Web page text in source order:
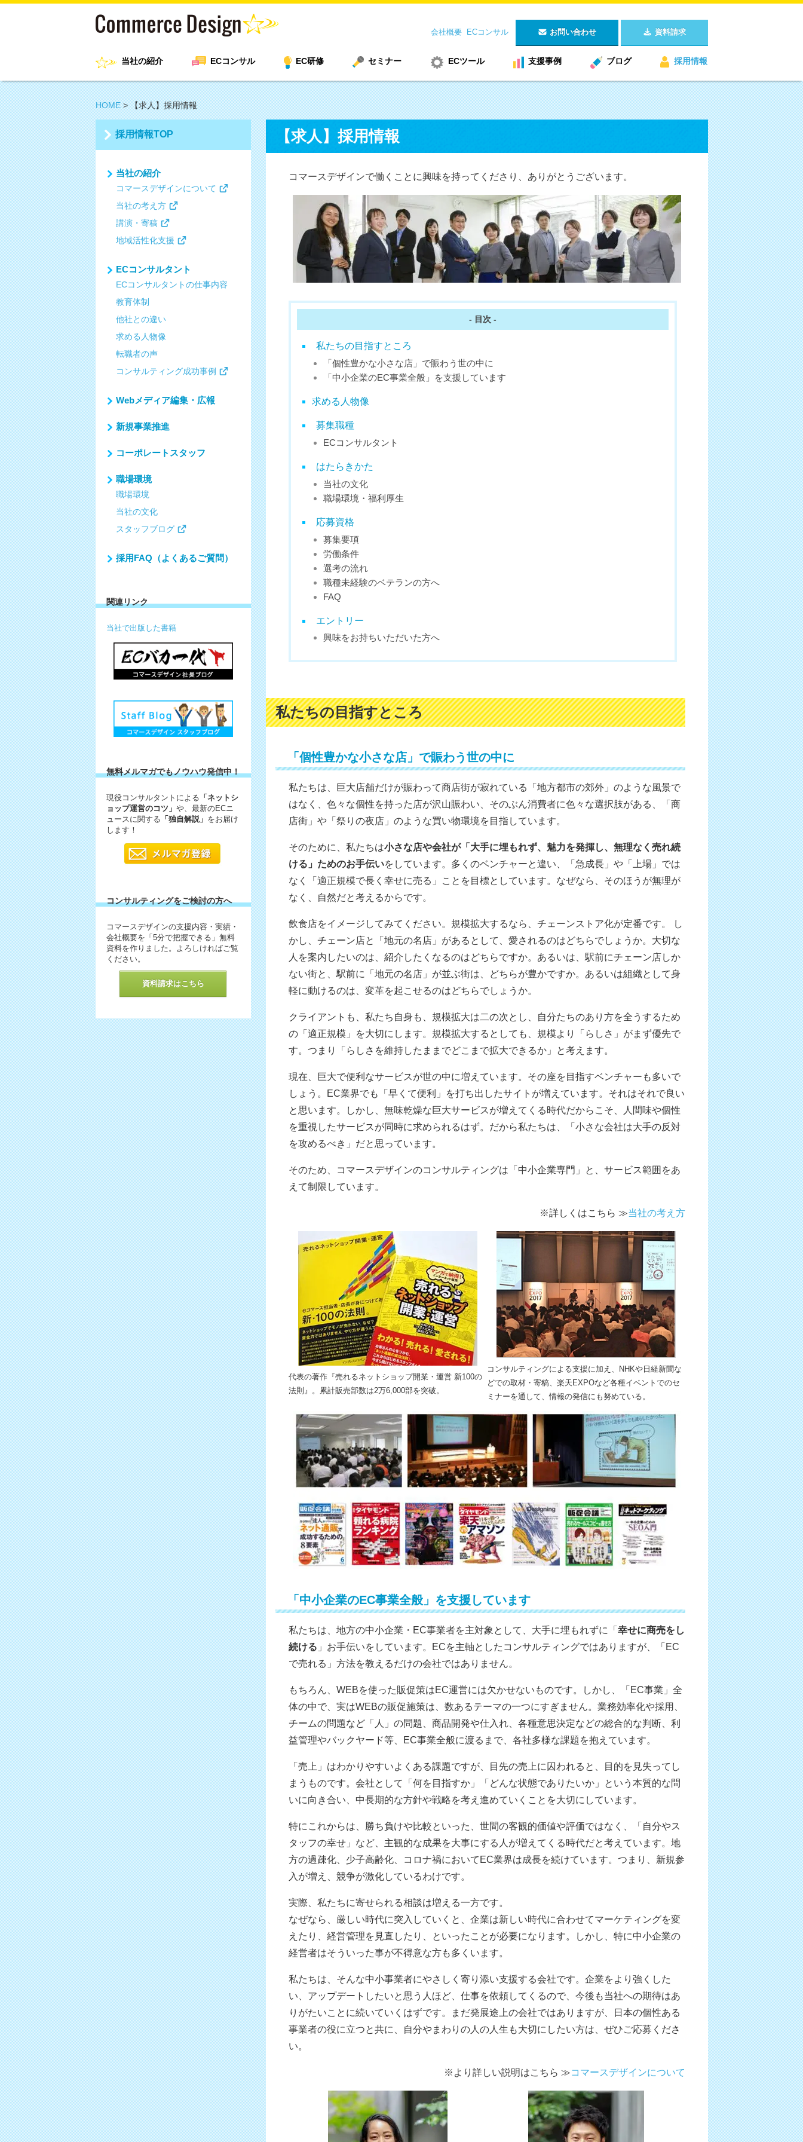
会社概要 ECコンサル お問い合わせ 資料請求
当社の紹介 ECコンサル EC研修 セミナー ECツール 支援事例 ブログ 採用情報
HOME>【求人】採用情報
【求人】採用情報
コマースデザインで働くことに興味を持ってくださり、ありがとうございます。
- 目次 -
私たちの目指すところ
「個性豊かな小さな店」で賑わう世の中に
「中小企業のEC事業全般」を支援しています
求める人物像
募集職種
ECコンサルタント
はたらきかた
当社の文化
職場環境・福利厚生
応募資格
募集要項
労働条件
選考の流れ
職種未経験のベテランの方へ
FAQ
エントリー
興味をお持ちいただいた方へ
私たちの目指すところ
「個性豊かな小さな店」で賑わう世の中に
私たちは、巨大店舗だけが賑わって商店街が寂れている「地方都市の郊外」のような風景で
はなく、色々な個性を持った店が沢山賑わい、そのぶん消費者に色々な選択肢がある、「商
店街」や「祭りの夜店」のような買い物環境を目指しています。
そのために、私たちは小さな店や会社が「大手に埋もれず、魅力を発揮し、無理なく売れ続
ける」ためのお手伝いをしています。多くのベンチャーと違い、「急成長」や「上場」では
なく「適正規模で長く幸せに売る」ことを目標としています。なぜなら、そのほうが無理が
なく、自然だと考えるからです。
飲食店をイメージしてみてください。規模拡大するなら、チェーンストア化が定番です。 し
かし、チェーン店と「地元の名店」があるとして、愛されるのはどちらでしょうか。大切な
人を案内したいのは、紹介したくなるのはどちらですか。あるいは、駅前にチェーン店しか
ない街と、駅前に「地元の名店」が並ぶ街は、どちらが豊かですか。あるいは組織として身
軽に動けるのは、変革を起こせるのはどちらでしょうか。
クライアントも、私たち自身も、規模拡大は二の次とし、自分たちのあり方を全うするため
の「適正規模」を大切にします。規模拡大するとしても、規模より「らしさ」がまず優先で
す。つまり「らしさを維持したままでどこまで拡大できるか」と考えます。
現在、巨大で便利なサービスが世の中に増えています。その座を目指すベンチャーも多いで
しょう。EC業界でも「早くて便利」を打ち出したサイトが増えています。それはそれで良い
と思います。しかし、無味乾燥な巨大サービスが増えてくる時代だからこそ、人間味や個性
を重視したサービスが同時に求められるはず。だから私たちは、「小さな会社は大手の反対
を攻めるべき」だと思っています。
そのため、コマースデザインのコンサルティングは「中小企業専門」と、サービス範囲をあ
えて制限しています。
※詳しくはこちら ≫当社の考え方
代表の著作『売れるネットショップ開業・運営 新100の
法則』。累計販売部数は2万6,000部を突破。
コンサルティングによる支援に加え、NHKや日経新聞な
どでの取材・寄稿、楽天EXPOなど各種イベントでのセ
ミナーを通して、情報の発信にも努めている。
「中小企業のEC事業全般」を支援しています
私たちは、地方の中小企業・EC事業者を主対象として、大手に埋もれずに「 幸せに商売をし
続ける 」お手伝いをしています。ECを主軸としたコンサルティングではありますが、「EC
で売れる」方法を教えるだけの会社ではありません。
もちろん、WEBを使った販促策はEC運営には欠かせないものです。しかし、「EC事業」全
体の中で、実はWEBの販促施策は、数あるテーマの一つにすぎません。業務効率化や採用、
チームの問題など「人」の問題、商品開発や仕入れ、各種意思決定などの総合的な判断、利
益管理やバックヤード等、EC事業全般に渡るまで、各社多様な課題を抱えています。
「売上」はわかりやすいよくある課題ですが、目先の売上に囚われると、目的を見失ってし
まうものです。会社として「何を目指すか」「どんな状態でありたいか」という本質的な問
いに向き合い、中長期的な方針や戦略を考え進めていくことを大切にしています。
特にこれからは、勝ち負けや比較といった、世間の客観的価値や評価ではなく、「自分やス
タッフの幸せ」など、主観的な成果を大事にする人が増えてくる時代だと考えています。地
方の過疎化、少子高齢化、コロナ禍においてEC業界は成長を続けています。つまり、新規参
入が増え、競争が激化しているわけです。
実際、私たちに寄せられる相談は増える一方です。
なぜなら、厳しい時代に突入していくと、企業は新しい時代に合わせてマーケティングを変
えたり、経営管理を見直したり、といったことが必要になります。しかし、特に中小企業の
経営者はそういった事が不得意な方も多くいます。
私たちは、そんな中小事業者にやさしく寄り添い支援する会社です。企業をより強くした
い、アップデートしたいと思う人ほど、仕事を依頼してくるので、今後も当社への期待はあ
りがたいことに続いていくはずです。まだ発展途上の会社ではありますが、日本の個性ある
事業者の役に立つと共に、自分やまわりの人の人生も大切にしたい方は、ぜひご応募くださ
い。
※より詳しい説明はこちら ≫コマースデザインについて
採用情報TOP
当社の紹介
コマースデザインについて
当社の考え方
講演・寄稿
地域活性化支援
ECコンサルタント
ECコンサルタントの仕事内容
教育体制
他社との違い
求める人物像
転職者の声
コンサルティング成功事例
Webメディア編集・広報
新規事業推進
コーポレートスタッフ
職場環境
職場環境
当社の文化
スタッフブログ
採用FAQ（よくあるご質問）
関連リンク
当社で出版した書籍
無料メルマガでもノウハウ発信中！
現役コンサルタントによる 「ネットシ
ョップ運営のコツ」 や、最新のECニ
ュースに関する 「独自解説」 をお届け
します！
コンサルティングをご検討の方へ
コマースデザインの支援内容・実績・
会社概要を「5分で把握できる」無料
資料を作りました。よろしければご覧
ください。
資料請求はこちら